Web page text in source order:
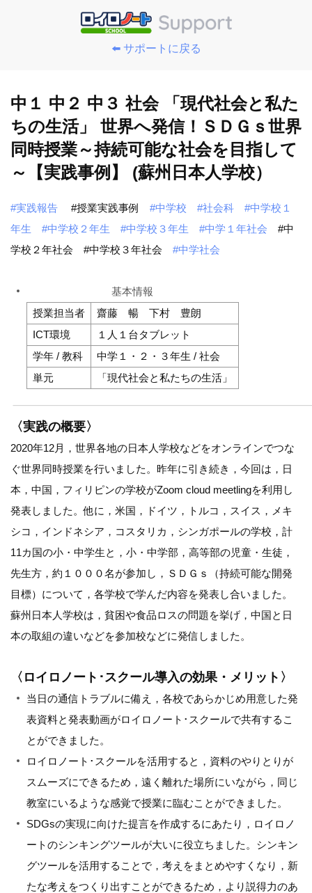
⬅️ サポートに戻る
中１ 中２ 中３ 社会 「現代社会と私た
ちの生活」 世界へ発信！ＳＤＧｓ世界
同時授業～持続可能な社会を目指して
～【実践事例】 (蘇州日本人学校）
#実践報告 #授業実践事例 #中学校 #社会科
#中学校１
年生
#中学校２年生 #中学校３年生 #中学１年社会
#中
学校２年社会
#中学校３年社会 #中学社会
基本情報
授業担当者
齋藤 暢 下村 豊朗
ICT環境
１人１台タブレット
学年 / 教科
中学１・２・３年生 / 社会
単元
「現代社会と私たちの生活」
〈実践の概要〉
2020年12月，世界各地の日本人学校などをオンラインでつな
ぐ世界同時授業を行いました。昨年に引き続き，今回は，日
本，中国，フィリピンの学校がZoom cloud meetlingを利用し
発表しました。他に，米国，ドイツ，トルコ，スイス，メキ
シコ，インドネシア，コスタリカ，シンガポールの学校，計
11カ国の小・中学生と，小・中学部，高等部の児童・生徒，
先生方，約１０００名が参加し，ＳＤＧｓ（持続可能な開発
目標）について，各学校で学んだ内容を発表し合いました。
蘇州日本人学校は，貧困や食品ロスの問題を挙げ，中国と日
本の取組の違いなどを参加校などに発信しました。
〈ロイロノート･スクール導入の効果・メリット〉
当日の通信トラブルに備え，各校であらかじめ用意した発
表資料と発表動画がロイロノート･スクールで共有するこ
とができました。
ロイロノート･スクールを活用すると，資料のやりとりが
スムーズにできるため，遠く離れた場所にいながら，同じ
教室にいるような感覚で授業に臨むことができました。
SDGsの実現に向けた提言を作成するにあたり，ロイロノ
ートのシンキングツールが大いに役立ちました。シンキン
グツールを活用することで，考えをまとめやすくなり，新
たな考えをつくり出すことができるため，より説得力のあ